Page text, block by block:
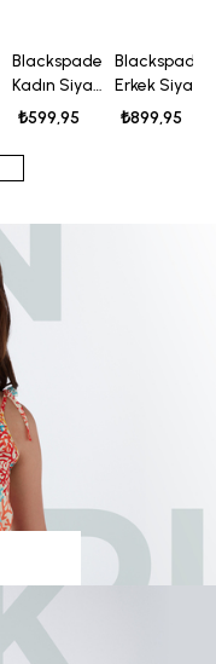
Blackspade
Kadın Siyah
Slip 1651
₺599,95
Blackspade
Erkek Siyah
Silver Boxer
₺899,95